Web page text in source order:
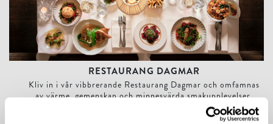
RESTAURANG DAGMAR
Kliv in i vår vibbrerande Restaurang Dagmar och omfamnas
av värme, gemenskap och minnesvärda smakupplevelser.
Menyn inspireras av Medelhavet och har fått sin prägel av en
av Sveriges mest prisade kockar, Niclas Jönsson.